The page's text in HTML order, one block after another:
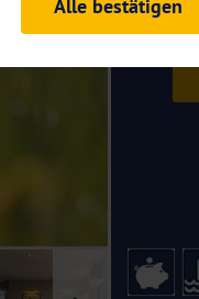
Alle bestätigen